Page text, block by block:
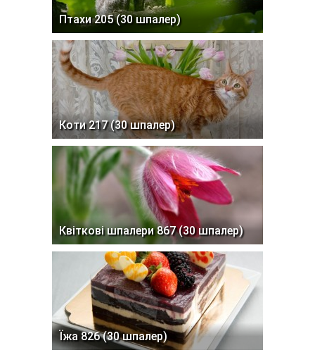
Птахи 205 (30 шпалер)
Коти 217 (30 шпалер)
Квіткові шпалери 867 (30 шпалер)
Їжа 826 (30 шпалер)